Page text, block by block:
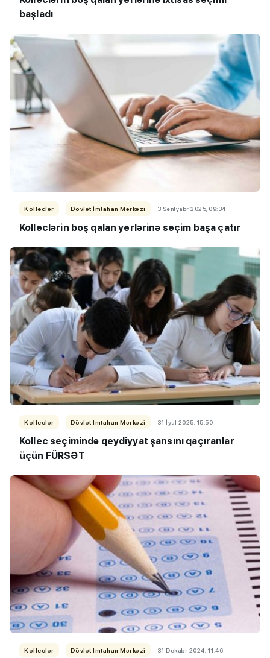
başladı
Kolleclər Dövlət İmtahan Mərkəzi 3 Sentyabr 2025, 09:34
Kolleclərin boş qalan yerlərinə seçim başa çatır
Kolleclər Dövlət İmtahan Mərkəzi 31 İyul 2025, 15:50
Kollec seçimində qeydiyyat şansını qaçıranlar
üçün FÜRSƏT
Kolleclər Dövlət İmtahan Mərkəzi 31 Dekabr 2024, 11:46